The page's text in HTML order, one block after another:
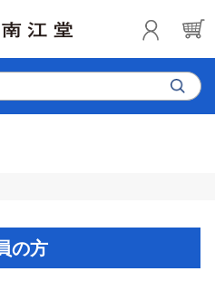
の方